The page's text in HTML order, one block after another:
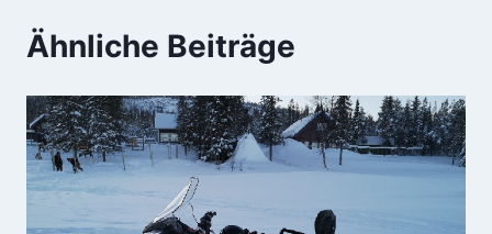
Ähnliche Beiträge